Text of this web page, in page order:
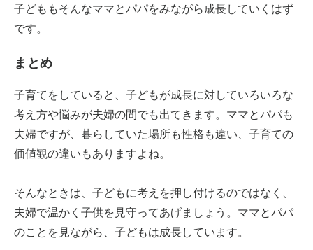
子どももそんなママとパパをみながら成長していくはず
です。
まとめ
子育てをしていると、子どもが成長に対していろいろな
考え方や悩みが夫婦の間でも出てきます。ママとパパも
夫婦ですが、暮らしていた場所も性格も違い、子育ての
価値観の違いもありますよね。
そんなときは、子どもに考えを押し付けるのではなく、
夫婦で温かく子供を見守ってあげましょう。ママとパパ
のことを見ながら、子どもは成長しています。